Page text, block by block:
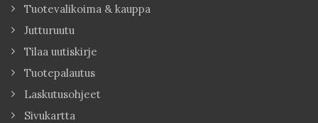
Tuotevalikoima & kauppa
Jutturuutu
Tilaa uutiskirje
Tuotepalautus
Laskutusohjeet
Sivukartta